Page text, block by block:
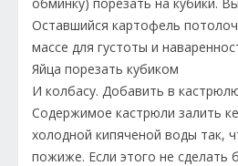
Оставшийся картофель
массе для густоты и
Яйца порезать кубиком
И колбасу. Добавить в
Содержимое кастрюли залить
холодной кипяченой воды так,
пожиже. Если этого не сделать